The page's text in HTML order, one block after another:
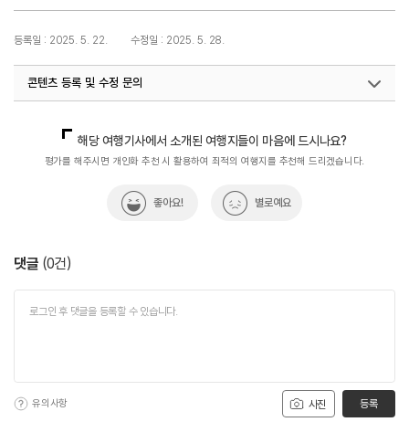
등록일 : 2025. 5. 22. 수정일 : 2025. 5. 28.
콘텐츠 등록 및 수정 문의
해당 여행기사에서 소개된 여행지들이 마음에 드시나요?
평가를 해주시면 개인화 추천 시 활용하여 최적의 여행지를 추천해 드리겠습니다.
좋아요! 별로예요
댓글 (0건)
사진
유의사항 등록